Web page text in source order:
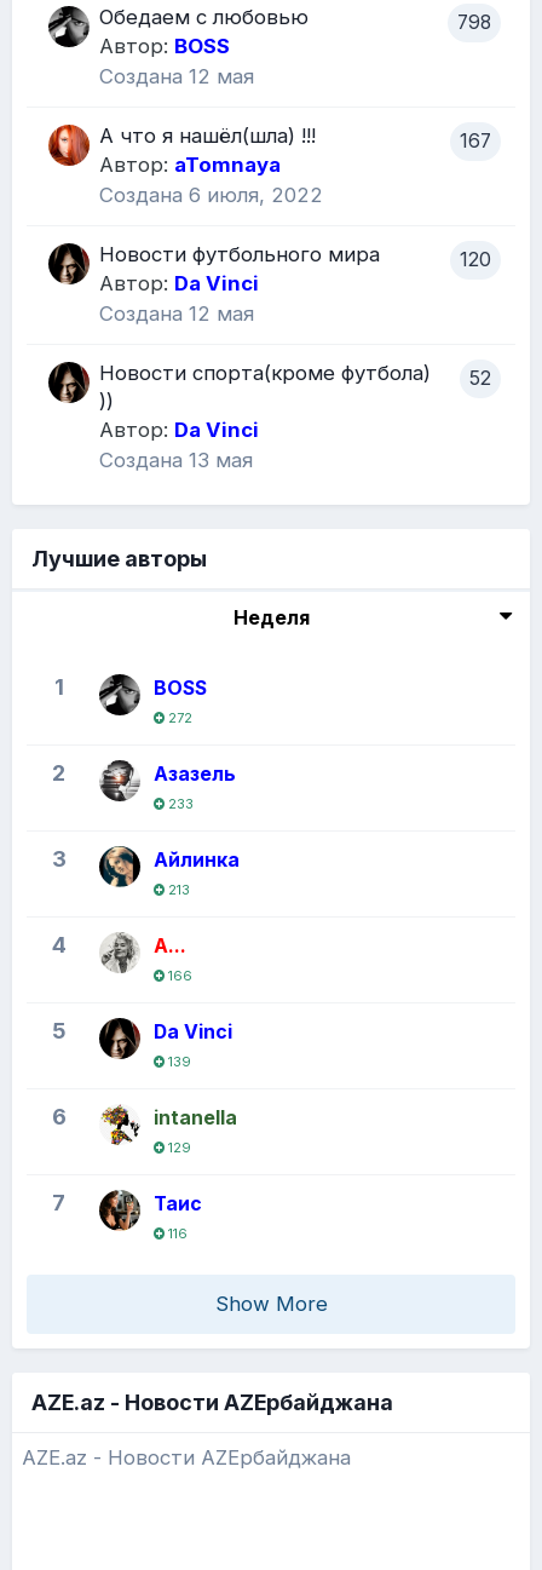
798
Обедаем с любовью
Автор: BOSS
Создана 12 мая
167
А что я нашёл(шла) !!!
Автор: aTomnaya
Создана 6 июля, 2022
120
Новости футбольного мира
Автор: Da Vinci
Создана 12 мая
52
Новости спорта(кроме футбола)
))
Автор: Da Vinci
Создана 13 мая
Лучшие авторы
Неделя
1 BOSS
272
2 Азазeль
233
3 Айлинка
213
4 A...
166
5 Da Vinci
139
6 intanella
129
7 Таис
116
Show More
AZE.az - Новости AZEрбайджана
AZE.az - Новости AZEрбайджана